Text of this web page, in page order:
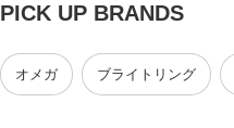
PICK UP BRANDS
オメガ ブライトリング